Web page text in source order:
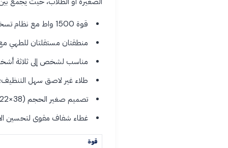
قوة 1500 واط مع نظام تسخين ثلاثي الأبعاد لطهي سريع ومتساوٍ
منطقتان مستقلتان للطهي
مناسب لشخص إلى ثلاثة
طلاء غير لاصق سهل
تصميم صغير الحجم (38×22×10 سم، 2.3 كجم) لسهولة التخزين والنقل
غطاء شفاف مقوى لتحسين
قوة